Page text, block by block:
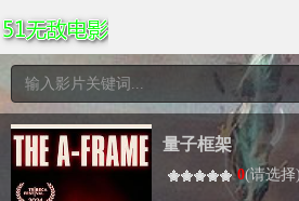
量子框架
0(请选择)